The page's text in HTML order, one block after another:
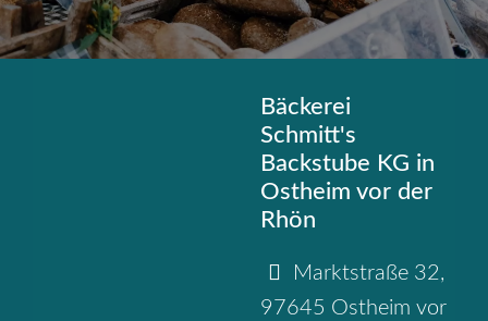
Bäckerei
Schmitt's
Backstube KG in
Ostheim vor der
Rhön
Marktstraße 32,
97645 Ostheim vor